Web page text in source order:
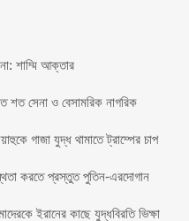
শাম্মি আক্তার
শত সেনা ও বেসামরিক নাগরিক
গাজা যুদ্ধ থামাতে ট্রাম্পের চাপ
করতে প্রস্তুত পুতিন-এরদোগান
ইরানের কাছে যুদ্ধবিরতি ভিক্ষা